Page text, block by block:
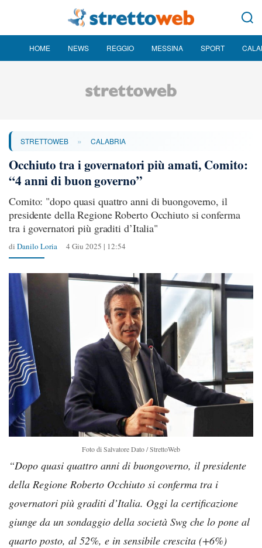
HOME NEWS REGGIO MESSINA SPORT
STRETTOWEB » CALABRIA
Occhiuto tra i governatori più amati, Comito:
“4 anni di buon governo”
Comito: "dopo quasi quattro anni di buongoverno, il
presidente della Regione Roberto Occhiuto si conferma
tra i governatori più graditi d’Italia"
di Danilo Loria 4 Giu 2025 | 12:54
Foto di Salvatore Dato / StrettoWeb
“Dopo quasi quattro anni di buongoverno, il presidente
della Regione Roberto Occhiuto si conferma tra i
governatori più graditi d’Italia. Oggi la certificazione
giunge da un sondaggio della società Swg che lo pone al
quarto posto, al 52%, e in sensibile crescita (+6%)